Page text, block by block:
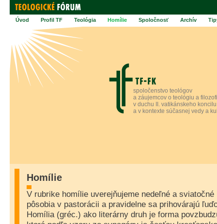
Úvod Profil TF Teológia Homílie Spoločnosť Archív
spoločenstvo teológov
a záujemcov o teológiu a
v duchu II. vatikánskeho koncilu
a v kontexte súčasnej vedy a
Homílie
V rubrike homílie uverejňujeme nedeľné a
pôsobia v pastorácii a pravidelne sa prihovárajú
Homília (gréc.) ako literárny druh je forma